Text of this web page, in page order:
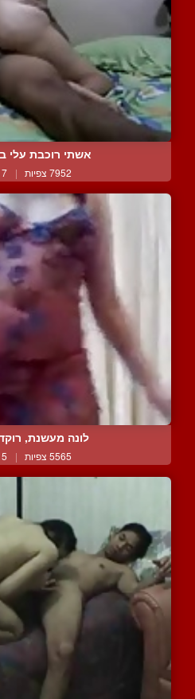
אשתי רוכבת עלי
7952 צפיות | 7 המלצות
לונה מעשנת,
5565 צפיות | 5 המלצות